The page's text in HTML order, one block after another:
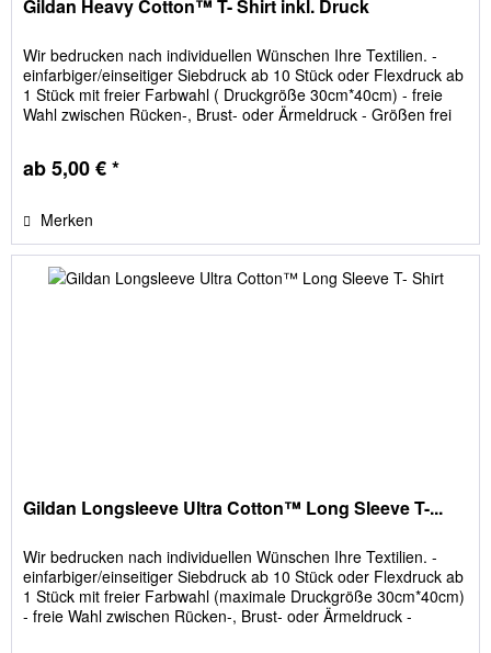
Gildan Heavy Cotton™ T- Shirt inkl. Druck
Wir bedrucken nach individuellen Wünschen Ihre Textilien. -
einfarbiger/einseitiger Siebdruck ab 10 Stück oder Flexdruck ab
1 Stück mit freier Farbwahl ( Druckgröße 30cm*40cm) - freie
Wahl zwischen Rücken-, Brust- oder Ärmeldruck - Größen frei
ab 5,00 € *
Merken
Gildan Longsleeve Ultra Cotton™ Long Sleeve T-...
Wir bedrucken nach individuellen Wünschen Ihre Textilien. -
einfarbiger/einseitiger Siebdruck ab 10 Stück oder Flexdruck ab
1 Stück mit freier Farbwahl (maximale Druckgröße 30cm*40cm)
- freie Wahl zwischen Rücken-, Brust- oder Ärmeldruck -